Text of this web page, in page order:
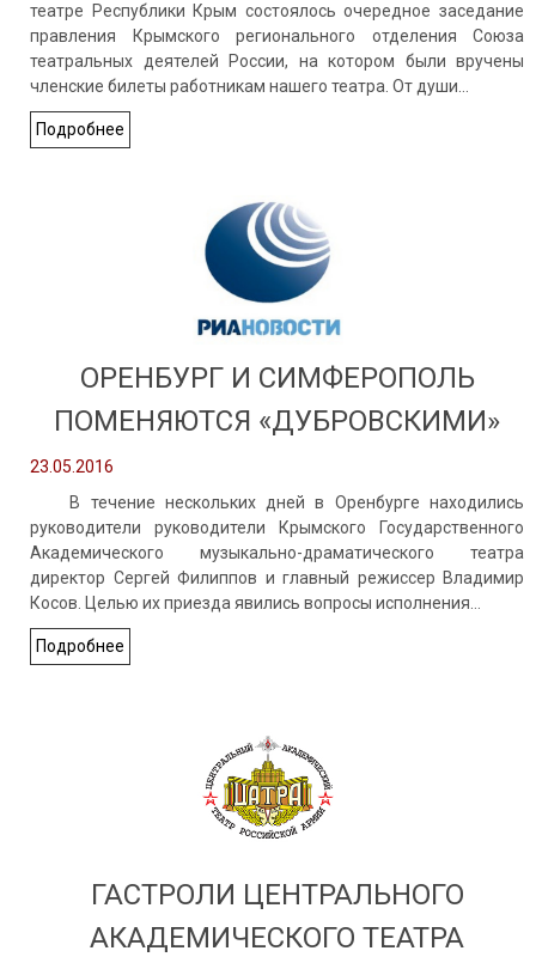
театре Республики Крым состоялось очередное заседание
правления Крымского регионального отделения Союза
театральных деятелей России, на котором были вручены
членские билеты работникам нашего театра. От души…
Подробнее
ОРЕНБУРГ И СИМФЕРОПОЛЬ
ПОМЕНЯЮТСЯ «ДУБРОВСКИМИ»
23.05.2016
В течение нескольких дней в Оренбурге находились
руководители руководители Крымского Государственного
Академического музыкально-драматического театра
директор Сергей Филиппов и главный режиссер Владимир
Косов. Целью их приезда явились вопросы исполнения…
Подробнее
ГАСТРОЛИ ЦЕНТРАЛЬНОГО
АКАДЕМИЧЕСКОГО ТЕАТРА